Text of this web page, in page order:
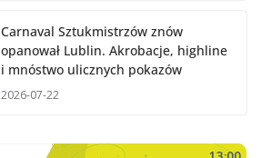
Carnaval Sztukmistrzów znów
opanował Lublin. Akrobacje, highline
i mnóstwo ulicznych pokazów
2026-07-22